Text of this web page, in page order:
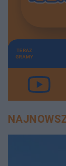
TERAZ
GRAMY